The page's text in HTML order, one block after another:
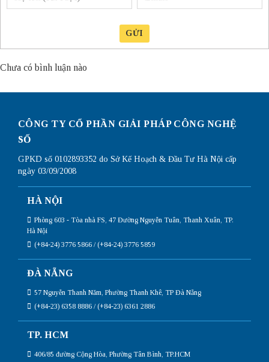
GỬI
Chưa có bình luận nào
CÔNG TY CỔ PHẦN GIẢI PHÁP CÔNG NGHỆ
SỐ
GPKD số 0102893352 do Sở Kế Hoạch & Đầu Tư Hà Nội cấp
ngày 03/09/2008
HÀ NỘI
Phòng 603 - Tòa nhà FS, 47 Đường Nguyễn Tuân, Thanh Xuân, TP.
Hà Nội
(+84-24) 3776 5866 / (+84-24) 3776 5859
ĐÀ NẴNG
57 Nguyễn Thanh Năm, Phường Thanh Khê, TP Đà Nẵng
(+84-23) 6358 8886 / (+84-23) 6361 2886
TP. HCM
406/85 đường Cộng Hòa, Phường Tân Bình, TP.HCM